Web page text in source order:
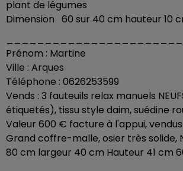
plant de légumes
Dimension 60 sur 40 cm hauteur 10
Prénom : Martine
Ville : Arques
Téléphone : 0626253599
Vends : 3 fauteuils relax manuels
étiquetés), tissu style daim, suédine
Valeur 600 € facture à l'appui,
Grand coffre-malle, osier très solide,
80 cm largeur 40 cm Hauteur 41 cm